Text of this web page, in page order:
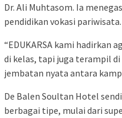
Dr. Ali Muhtasom. Ia
pendidikan vokasi pariwisata.
“EDUKARSA kami hadirkan
di kelas, tapi juga terampil
jembatan nyata antara
De Balen Soultan Hotel
berbagai tipe, mulai dari